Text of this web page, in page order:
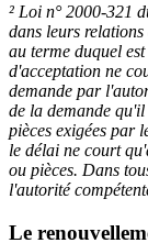
² Loi n° 2000-321
dans leurs
au terme duquel
d'acceptation ne
demande par
de la demande
pièces exigées par
le délai ne court
ou pièces. Dans
l'autorité
Le